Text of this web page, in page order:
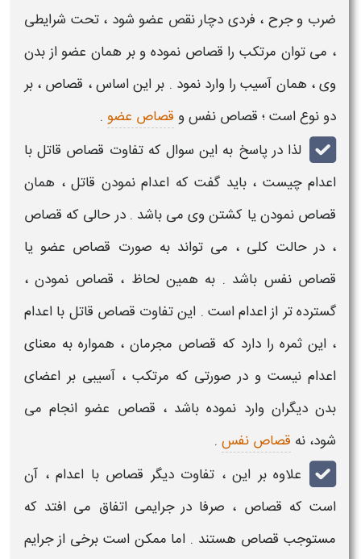
ضرب و جرح ، فردی دچار نقص عضو شود ، تحت شرایطی
، می توان مرتکب را قصاص نموده و بر همان عضو از بدن
وی ، همان آسیب را وارد نمود . بر این اساس ، قصاص ، بر
دو نوع است ؛ قصاص نفس و قصاص عضو .
لذا در پاسخ به این سوال که تفاوت قصاص قاتل با
اعدام چیست ، باید گفت که اعدام نمودن قاتل ، همان
قصاص نمودن یا کشتنوی می باشد . در حالی که قصاص
، در حالت کلی ، می تواند به صورت قصاص عضو یا
قصاصنفس باشد . به همین لحاظ ، قصاص نمودن ،
گسترده تر ازاعداماست . اینتفاوت قصاص قاتل با اعدام
، این ثمره را دارد که قصاص مجرمان ، همواره به معنای
اعدام نیست و در صورتی که مرتکب ، آسیبی بر اعضای
بدن دیگران وارد نموده باشد ، قصاص عضو انجام می
شود، نه قصاص نفس .
علاوه بر این ، تفاوت دیگر قصاص با اعدام ، آن
است که قصاص ، صرفا در جرایمی اتفاق می افتد که
مستوجب قصاص هستند . اما ممکن است برخی از جرایم